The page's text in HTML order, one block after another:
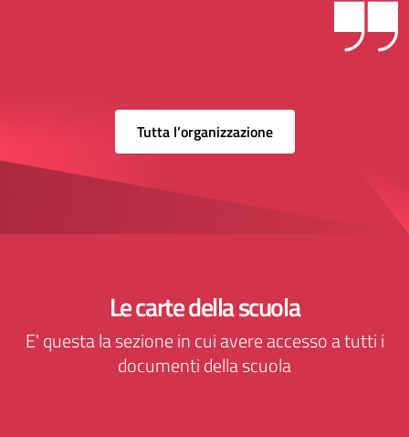
Tutta l’organizzazione
Le carte della scuola
E' questa la sezione in cui avere accesso a tutti i
documenti della scuola